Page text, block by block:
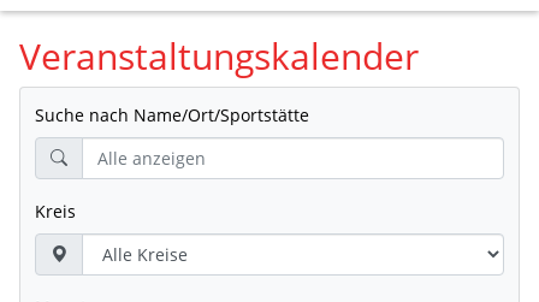
Veranstaltungskalender
Suche nach Name/Ort/Sportstätte
Kreis